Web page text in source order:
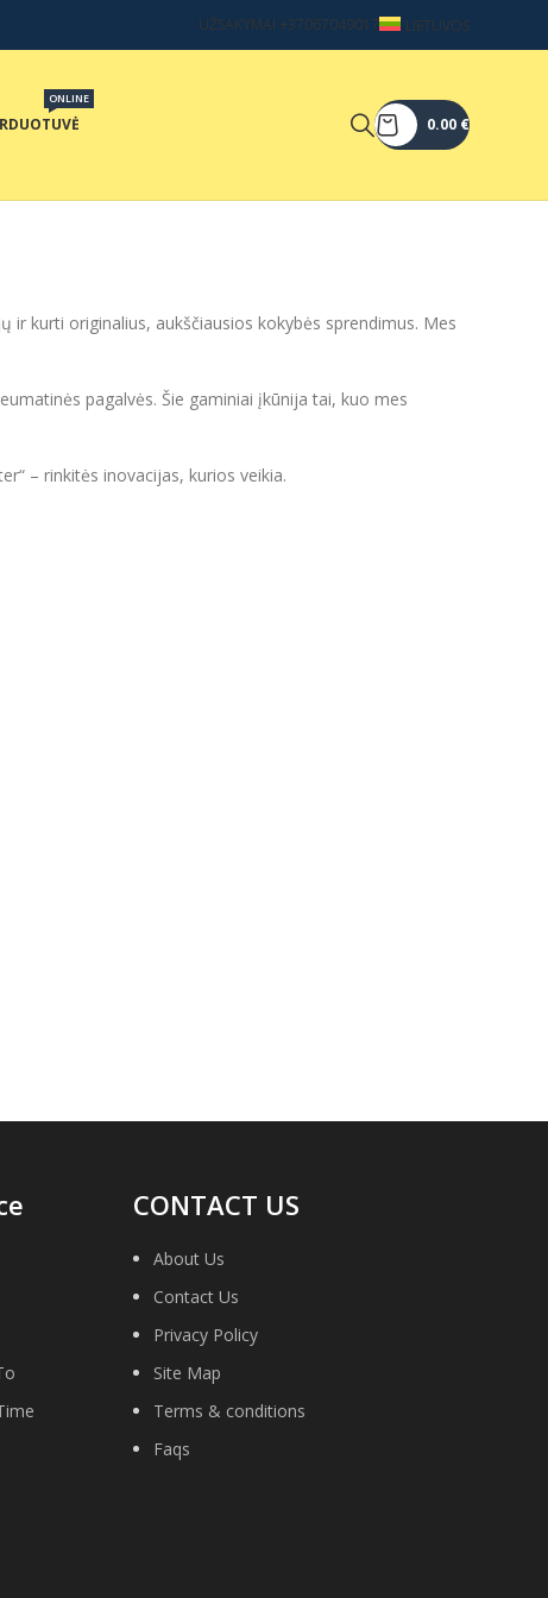
UŽSAKYMAI +37067049017 LIETUVOS
ONLINE
0.00 €
kurti originalius, aukščiausios kokybės sprendimus. Mes
pagalvės. Šie gaminiai įkūnija tai, kuo mes
– rinkitės inovacijas, kurios veikia.
CONTACT US
About Us
Contact Us
Privacy Policy
Site Map
Terms & conditions
Faqs